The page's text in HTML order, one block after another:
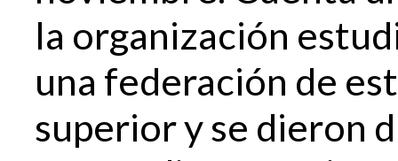
la organización
una federación de
superior y se dieron